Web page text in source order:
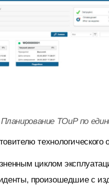
Планирование ТОиР по
технологического
циклом
произошедшие с